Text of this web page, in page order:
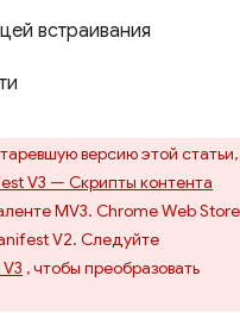
встраивания
версию этой статьи,
V3 — Скрипты контента
MV3. Chrome Web Store
V2. Следуйте
, чтобы преобразовать